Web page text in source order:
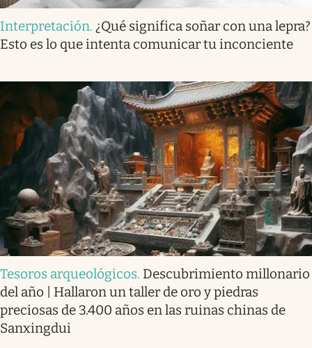
Interpretación. ¿Qué significa soñar con una lepra?
Esto es lo que intenta comunicar tu inconciente
Tesoros arqueológicos. Descubrimiento millonario
del año | Hallaron un taller de oro y piedras
preciosas de 3.400 años en las ruinas chinas de
Sanxingdui